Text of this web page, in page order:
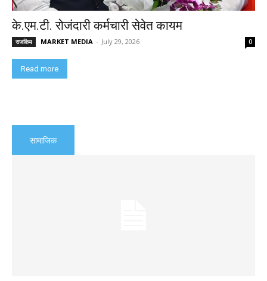
के.एम.टी. रोजंदारी कर्मचारी सेवेत कायम
राजकिय MARKET MEDIA - July 29, 2026 0
Read more
सामाजिक